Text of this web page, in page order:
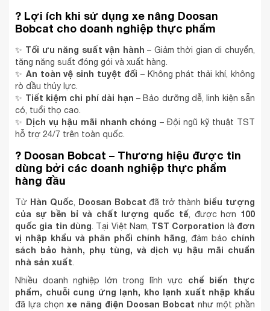
? Lợi ích khi sử dụng xe nâng Doosan
Bobcat cho doanh nghiệp thực phẩm
✨ Tối ưu năng suất vận hành – Giảm thời gian di chuyển,
tăng năng suất đóng gói và xuất hàng.
✨ An toàn vệ sinh tuyệt đối – Không phát thải khí, không
rò dầu thủy lực.
✨ Tiết kiệm chi phí dài hạn – Bảo dưỡng dễ, linh kiện sẵn
có, tuổi thọ cao.
✨ Dịch vụ hậu mãi nhanh chóng – Đội ngũ kỹ thuật TST
hỗ trợ 24/7 trên toàn quốc.
? Doosan Bobcat – Thương hiệu được tin
dùng bởi các doanh nghiệp thực phẩm
hàng đầu
Từ Hàn Quốc Doosan Bobcat đã trở thành biểu tượng
của sự bền bỉ và chất lượng quốc tế , được hơn 100
quốc gia tin dùng . Tại Việt Nam, TST Corporation là đơn
vị nhập khẩu và phân phối chính hãng , đảm bảo chính
sách bảo hành, phụ tùng, và dịch vụ hậu mãi chuẩn
nhà sản xuất
Nhiều doanh nghiệp lớn trong lĩnh vực chế biến thực
phẩm, chuỗi cung ứng lạnh, kho lạnh xuất nhập khẩu
đã lựa chọn xe nâng điện Doosan Bobcat như một phần